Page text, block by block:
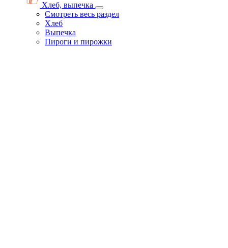
Хлеб, выпечка
Смотреть весь раздел
Хлеб
Выпечка
Пироги и пирожки